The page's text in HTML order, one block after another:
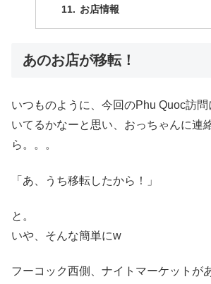
お店情報
あのお店が移転！
いつものように、今回のPhu Quoc訪
いてるかなーと思い、おっちゃんに連
ら。。。
「あ、うち移転したから！」
と。
いや、そんな簡単にw
フーコック西側、ナイトマーケットが